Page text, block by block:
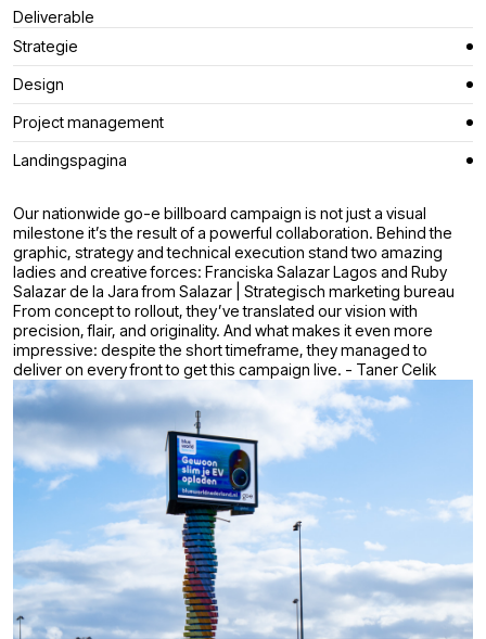
Deliverable
Strategie
Design
Project management
Landingspagina
Our nationwide go-e billboard campaign is not just a visual
milestone it’s the result of a powerful collaboration. Behind the
graphic, strategy and technical execution stand two amazing
ladies and creative forces: Franciska Salazar Lagos and Ruby
Salazar de la Jara from Salazar | Strategisch marketing bureau
From concept to rollout, they’ve translated our vision with
precision, flair, and originality. And what makes it even more
impressive: despite the short timeframe, they managed to
deliver on every front to get this campaign live. - Taner Celik